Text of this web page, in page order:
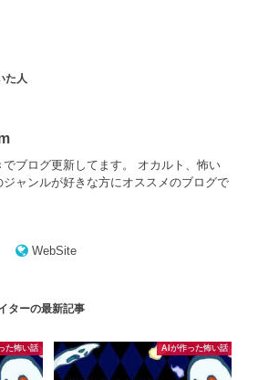
た人
でブログ更新してます。 オカルト、怖い
ジャンルが好きな方にオススメのブログで
WebSite
ターの最新記事
た怖い話 AIが作った怖い話